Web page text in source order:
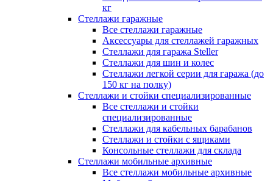
кг
Стеллажи гаражные
Все стеллажи гаражные
Аксессуары для стеллажей гаражных
Стеллажи для гаража Steller
Стеллажи для шин и колес
Стеллажи легкой серии для гаража (до
150 кг на полку)
Стеллажи и стойки специализированные
Все стеллажи и стойки
специализированные
Стеллажи для кабельных барабанов
Стеллажи и стойки с ящиками
Консольные стеллажи для склада
Стеллажи мобильные архивные
Все стеллажи мобильные архивные